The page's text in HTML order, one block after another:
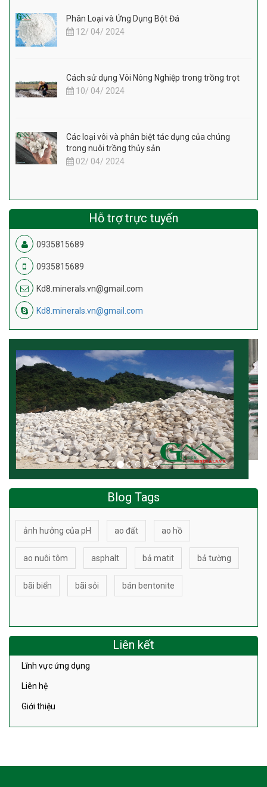
Phân Loại và Ứng Dụng Bột Đá
12/ 04/ 2024
Cách sử dụng Vôi Nông Nghiệp trong trồng trọt
10/ 04/ 2024
Các loại vôi và phân biệt tác dụng của chúng
trong nuôi trồng thủy sản
02/ 04/ 2024
Hỗ trợ trực tuyến
0935815689
0935815689
Kd8.minerals.vn@gmail.com
Kd8.minerals.vn@gmail.com
Blog Tags
ảnh hưởng của pH ao đất ao hồ
ao nuôi tôm asphalt bả matit bả tường
bãi biển bãi sỏi bán bentonite
Liên kết
Lĩnh vực ứng dụng
Liên hệ
Giới thiệu